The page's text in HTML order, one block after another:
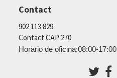
Contact
902 113 829
Contact CAP 270
Horario de oficina:08:00-17:00